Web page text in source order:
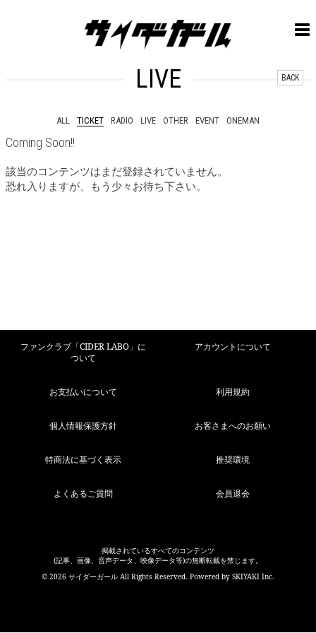
LIVE BACK
ALL TICKET RADIO LIVE OTHER EVENT ONEMAN
Coming Soon!!
該当のコンテンツはまだ登録されていません。
恐れ入りますが、もう少々お待ち下さい。
ファンクラブ「CIDER LABO」に
ついて
アカウントについて
お支払いについて 利用規約
個人情報保護方針 お客さまへのお願い
特商法に基づく表示 推奨環境
よくあるご質問 会員退会
掲載されているすべてのコンテンツ
(記事、画像、音声データ、映像データ等)の無断転載を禁じます。
© 2026 サイダーガール All Rights Reserved. Powered by SKIYAKI Inc.